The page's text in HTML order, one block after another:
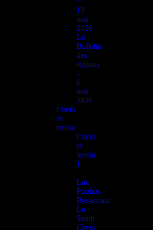
13
mai
2026
Le
Bulletin
des
régions
–
6
mai
2026
Chefs
et
terroir
Chefs
et
terroir
1
–
Luc
Pouliot,
Restaurant
Le
Sainti
Chefs